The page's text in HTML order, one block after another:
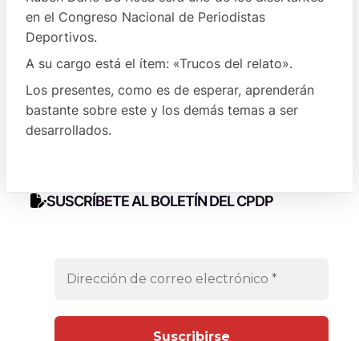
en el Congreso Nacional de Periodistas
Deportivos.
A su cargo está el ítem: «Trucos del relato».
Los presentes, como es de esperar, aprenderán
bastante sobre este y los demás temas a ser
desarrollados.
SUSCRÍBETE AL BOLETÍN DEL CPDP